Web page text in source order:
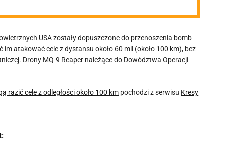
USA zostały dopuszczone do przenoszenia bomb
atakować cele z dystansu około 60 mil (około 100 km), bez
Drony MQ-9 Reaper należące do Dowództwa Operacji
razić cele z odległości około 100 km pochodzi z serwisu Kresy